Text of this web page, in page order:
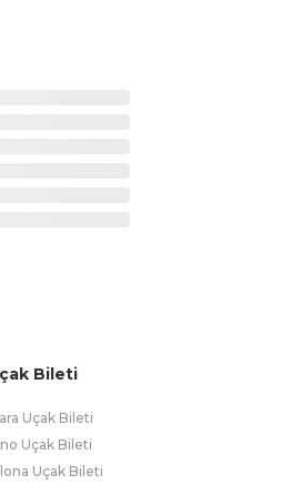
Bileti
Uçak Bileti
Uçak Bileti
Uçak Bileti